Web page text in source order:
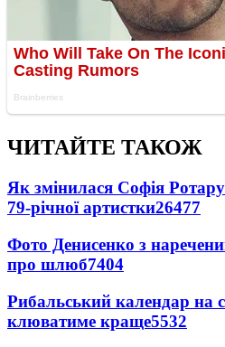
ЧИТАЙТЕ ТАКОЖ
Як змінилася Софія
79-річної артистки26477
Фото Денисенко з
про шлюб7404
Рибальський календар на
клюватиме краще5532